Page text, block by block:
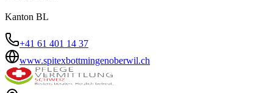
Kanton BL
+41 61 401 14 37
www.spitexbottmingenoberwil.ch